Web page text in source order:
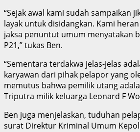
“Sejak awal kami sudah sampaikan
layak untuk disidangkan. Kami
jaksa penuntut umum menyatakan
P21,” tukas Ben.
“Sementara terdakwa jelas-jelas
karyawan dari pihak pelapor yang
memutus bahwa pemilik utang
Triputra milik keluarga Leonard F
Ben juga menjelaskan, tuduhan
surat Direktur Kriminal Umum